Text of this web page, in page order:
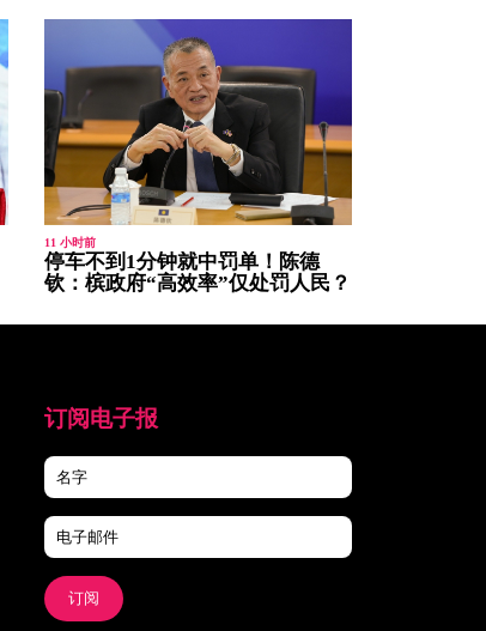
11 小时前
停车不到1分钟就中罚单！陈德
钦：槟政府“高效率”仅处罚人民？
订阅电子报
订阅